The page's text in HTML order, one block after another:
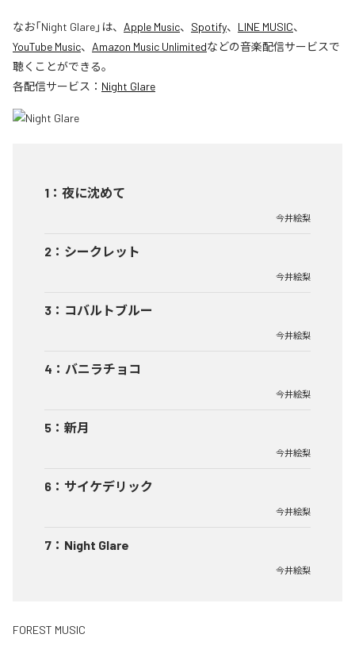
なお「Night Glare」は、 Apple Music、 Spotify、 LINE MUSIC、
YouTube Music、 Amazon Music Unlimitedなどの音楽配信サービスで
聴くことができる。
各配信サービス： Night Glare
1 ： 夜に沈めて
今井絵梨
2 ： シークレット
今井絵梨
3 ： コバルトブルー
今井絵梨
4 ： バニラチョコ
今井絵梨
5 ： 新月
今井絵梨
6 ： サイケデリック
今井絵梨
7 ： Night Glare
今井絵梨
FOREST MUSIC